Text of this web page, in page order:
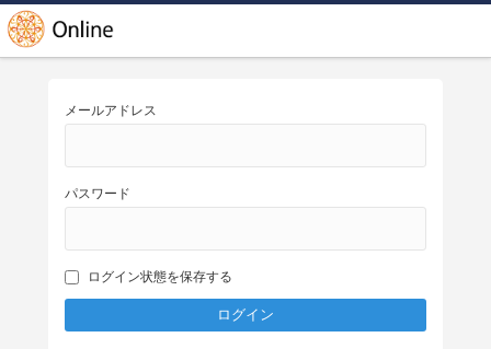
メールアドレス
パスワード
ログイン状態を保存する